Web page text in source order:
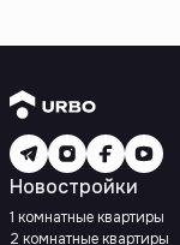
Новостройки
1 комнатные квартиры
2 комнатные квартиры